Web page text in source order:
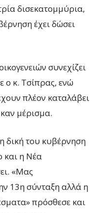
δισεκατομμύρια,
έχει δώσει
συνεχίζει
ο κ. Τσίπρας, ενώ
πλέον καταλάβει
μέρισμα.
δική του κυβέρνηση
και η Νέα
«Μας
13η σύνταξη αλλά η
πρόσθεσε και